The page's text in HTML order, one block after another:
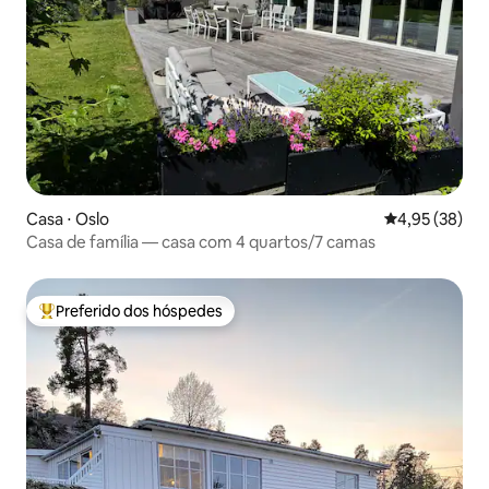
Casa ⋅ Oslo 4,95 de uma
4,95 (38)
Casa de família — casa com 4 quartos/7 camas
Entre os melhores preferidos dos hóspedes
Preferido dos hóspedes